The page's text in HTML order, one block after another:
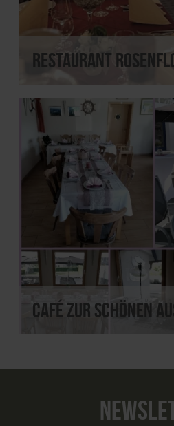
Restaurant
Café Zur Schönen